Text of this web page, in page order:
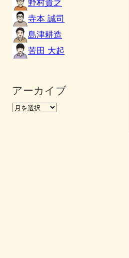
野村貴之
寺本 誠司
島津耕造
苦田 大起
アーカイブ